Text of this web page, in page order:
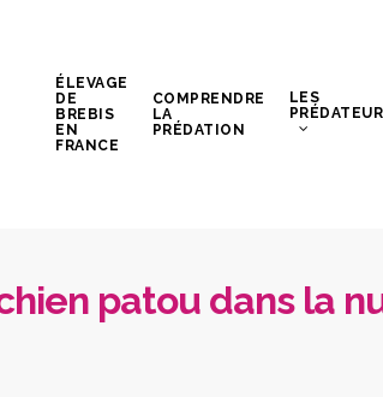
ÉLEVAGE
DE
BREBIS
EN
FRANCE
COMPRENDRE
LA
PRÉDATION
LES
patou dans la